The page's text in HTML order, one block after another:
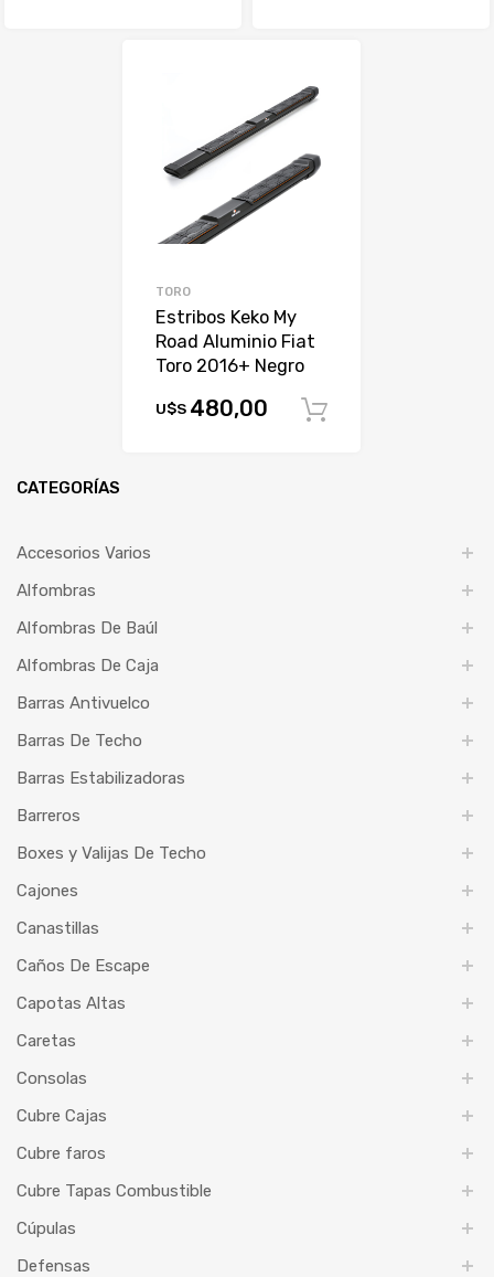
TORO
Estribos Keko My
Road Aluminio Fiat
Toro 2016+ Negro
U$S 480,00
CATEGORÍAS
Accesorios Varios
Alfombras
Alfombras De Baúl
Alfombras De Caja
Barras Antivuelco
Barras De Techo
Barras Estabilizadoras
Barreros
Boxes y Valijas De Techo
Cajones
Canastillas
Caños De Escape
Capotas Altas
Caretas
Consolas
Cubre Cajas
Cubre faros
Cubre Tapas Combustible
Cúpulas
Defensas